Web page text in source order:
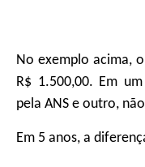
No exemplo acima,
R$ 1.500,00. Em
pela ANS e outro,
Em 5 anos, a